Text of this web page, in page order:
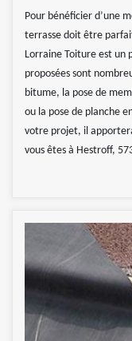
Pour bénéficier d’une
terrasse doit être
Lorraine Toiture est un
proposées sont
bitume, la pose de
ou la pose de planche
votre projet, il
vous êtes à Hestroff,